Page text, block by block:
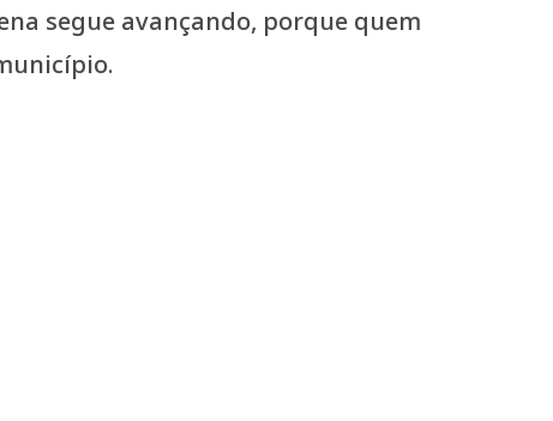
segue avançando, porque quem